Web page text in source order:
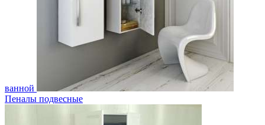
ванной
Пеналы подвесные